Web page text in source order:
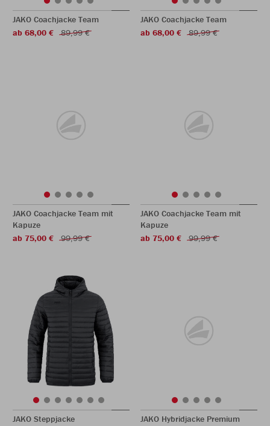
JAKO Coachjacke Team
ab 68,00 €
89,99 €
JAKO Coachjacke Team
ab 68,00 €
89,99 €
JAKO Coachjacke Team mit
Kapuze
ab 75,00 €
99,99 €
JAKO Coachjacke Team mit
Kapuze
ab 75,00 €
99,99 €
JAKO Steppjacke
JAKO Hybridjacke Premium